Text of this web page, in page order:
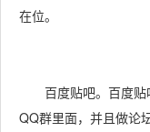
在位。
百度贴吧。百度贴
QQ群里面，并且做论